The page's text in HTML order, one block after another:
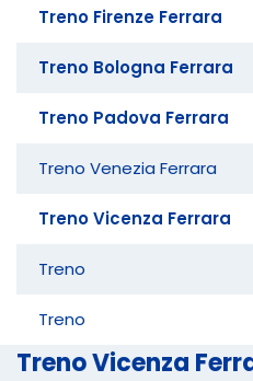
Treno Firenze Ferrara
Treno Bologna Ferrara
Treno Padova Ferrara
Treno Venezia Ferrara
Treno Vicenza Ferrara
Treno
Treno
Treno Vicenza